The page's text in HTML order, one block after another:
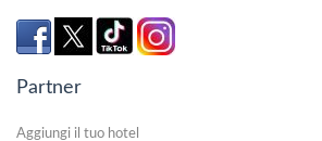
Partner
Aggiungi il tuo hotel